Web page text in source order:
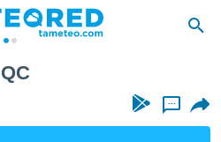
...